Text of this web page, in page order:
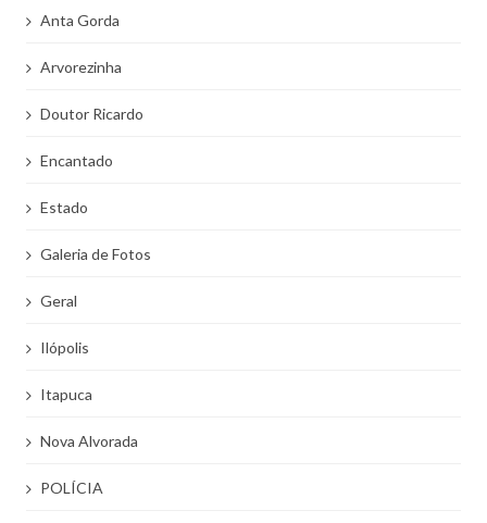
Anta Gorda
Arvorezinha
Doutor Ricardo
Encantado
Estado
Galeria de Fotos
Geral
Ilópolis
Itapuca
Nova Alvorada
POLÍCIA